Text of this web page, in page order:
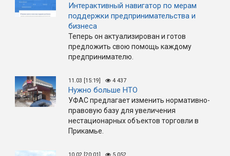
Интерактивный навигатор по мерам
поддержки предпринимательства и
бизнеса
Теперь он актуализирован и готов
предложить свою помощь каждому
предпринимателю.
11.03 [15:19] 4 437
Нужно больше НТО
УФАС предлагает изменить нормативно-
правовую базу для увеличения
нестационарных объектов торговли в
Прикамье.